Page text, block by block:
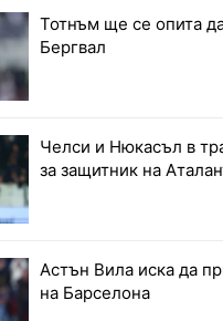
Тотнъм ще се опита
Бергвал
Челси и Нюкасъл в
за защитник на
Астън Вила иска да
на Барселона